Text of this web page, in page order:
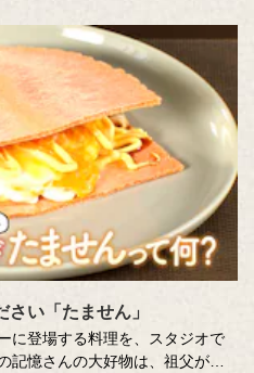
みたら、メロディが生まれ、
がりました。
耳を澄ましてみてください。
の間にいつも、「おいしい記憶
はいます。
い「たません」
に登場する料理を、スタジオで
憶さんの大好物は、祖父がつ